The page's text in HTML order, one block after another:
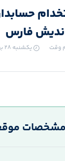
فارس
وقت یکشنبه ۲۸ بهمن ۱۴۰۳
مشخصات